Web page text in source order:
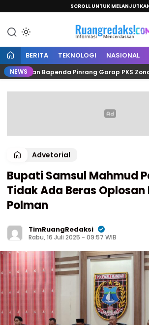
SCROLL UNTUK
Ruang Redaksi
Informasi
BERITA TEKNOLOGI NASIONAL
NEWSBapenda Pinrang Garap PKS Zona Nilai
Advetorial
Bupati Samsul Mahmud
Tidak Ada Beras Oplosan
Polman
TimRuangRedaksi
Rabu, 16 Juli 2025 - 09:57 WIB